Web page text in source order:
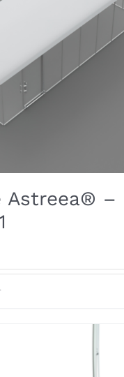
Astreea® –